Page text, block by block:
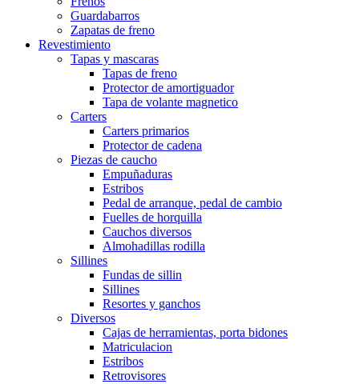
Guardabarros
Zapatas de freno
Revestimiento
Tapas y mascaras
Tapas de freno
Protector de amortiguador
Tapa de volante magnetico
Carters
Carters primarios
Protector de cadena
Piezas de caucho
Empuñaduras
Estribos
Pedal de arranque, pedal de cambio
Fuelles de horquilla
Cauchos diversos
Almohadillas rodilla
Sillines
Fundas de sillin
Sillines
Resortes y ganchos
Diversos
Cajas de herramientas, porta bidones
Matriculacion
Estribos
Retrovisores